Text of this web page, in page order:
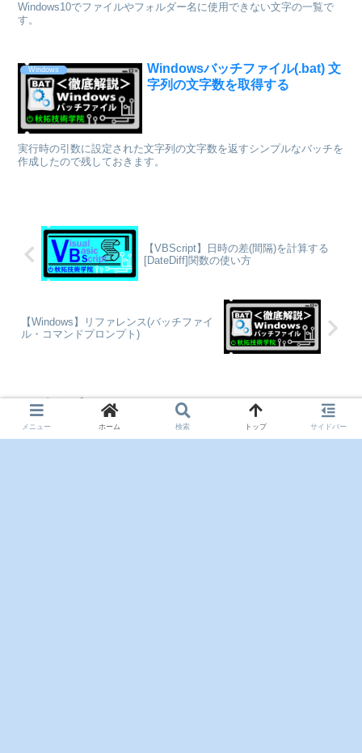
Windows10でファイルやフォルダー名に使用できない文字の一覧で
す。
Windows
Windowsバッチファイル(.bat) 文
字列の文字数を取得する
実行時の引数に設定された文字列の文字数を返すシンプルなバッチを
作成したので残しておきます。
【VBScript】日時の差(間隔)を計算する
[DateDiff]関数の使い方
【Windows】リファレンス(バッチファイ
ル・コマンドプロンプト)
コメント
メニュー ホーム 検索 トップ サイドバー